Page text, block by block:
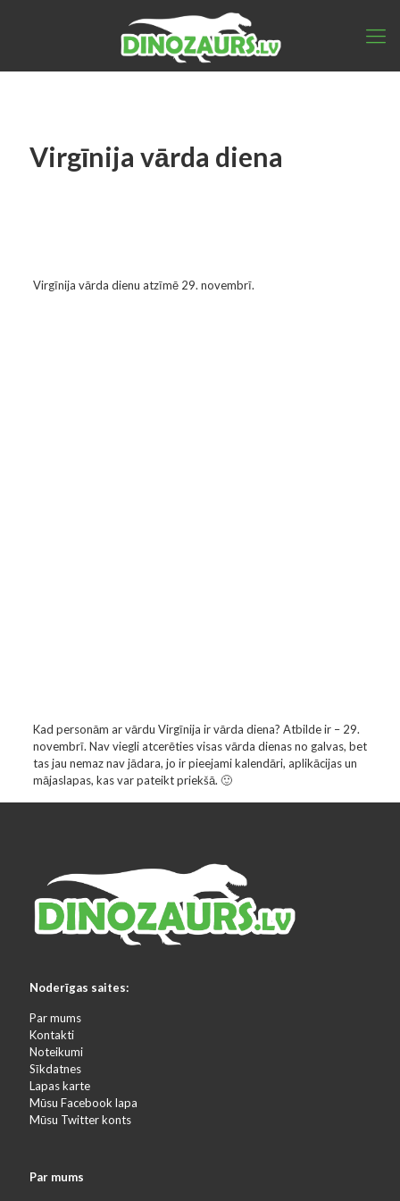
Virgīnija vārda diena
Virgīnija vārda dienu atzīmē 29. novembrī.
Kad personām ar vārdu Virgīnija ir vārda diena? Atbilde ir – 29.
novembrī. Nav viegli atcerēties visas vārda dienas no galvas, bet
tas jau nemaz nav jādara, jo ir pieejami kalendāri, aplikācijas un
mājaslapas, kas var pateikt priekšā. 🙂
Noderīgas saites:
Par mums
Kontakti
Noteikumi
Sīkdatnes
Lapas karte
Mūsu Facebook lapa
Mūsu Twitter konts
Par mums